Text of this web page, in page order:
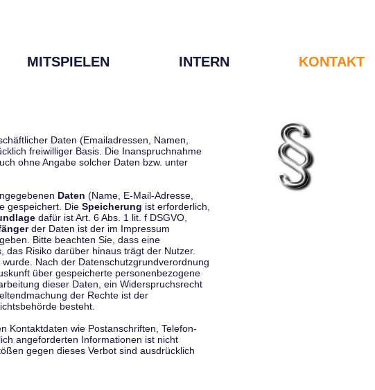
MITSPIELEN INTERN KONTAKT
Daten (Emailadressen, Namen,
freiwilliger Basis. Die Inanspruchnahme
ohne Angabe solcher Daten bzw. unter
Daten (Name, E-Mail-Adresse,
gespeichert. Die Speicherung ist erforderlich,
dafür ist Art. 6 Abs. 1 lit. f DSGVO,
der Daten ist der im Impressum
Bitte beachten Sie, dass eine
Risiko darüber hinaus trägt der Nutzer.
Nach der Datenschutzgrundverordnung
über gespeicherte personenbezogene
dieser Daten, ein Widerspruchsrecht
der Rechte ist der
besteht.
Kontaktdaten wie Postanschriften, Telefon-
angeforderten Informationen ist nicht
gegen dieses Verbot sind ausdrücklich